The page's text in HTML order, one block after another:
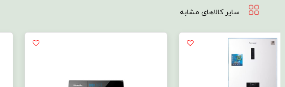
سایر کالاهای مشابه